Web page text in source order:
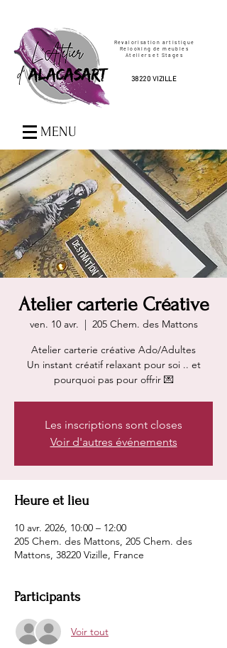
Revalorisation artistique
Relooking de meubles
Ateliers et Stages
38220 VIZILLE
MENU
Atelier carterie Créative
ven. 10 avr.
  |
205 Chem. des Mattons
Atelier carterie créative Ado/Adultes
Un instant créatif relaxant pour soi .. et
pourquoi pas pour offrir 💌
Les inscriptions sont closes
Voir d'autres événements
Heure et lieu
10 avr. 2026, 10:00 – 12:00
205 Chem. des Mattons, 205 Chem. des
Mattons, 38220 Vizille, France
Participants
Voir tout